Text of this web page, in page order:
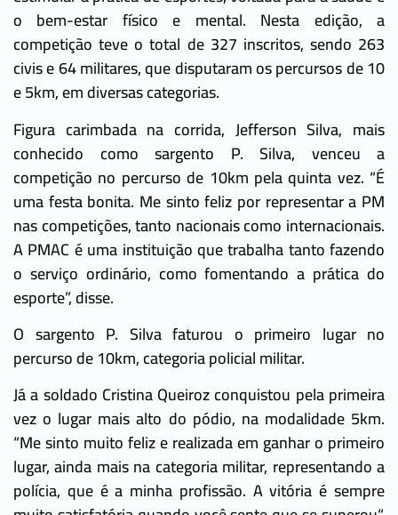
o bem-estar físico e mental. Nesta edição, a
competição teve o total de 327 inscritos, sendo 263
civis e 64 militares, que disputaram os percursos de 10
e 5km, em diversas categorias.
Figura carimbada na corrida, Jefferson Silva, mais
conhecido como sargento P. Silva, venceu a
competição no percurso de 10km pela quinta vez. “É
uma festa bonita. Me sinto feliz por representar a PM
nas competições, tanto nacionais como internacionais.
A PMAC é uma instituição que trabalha tanto fazendo
o serviço ordinário, como fomentando a prática do
esporte”, disse.
O sargento P. Silva faturou o primeiro lugar no
percurso de 10km, categoria policial militar.
Já a soldado Cristina Queiroz conquistou pela primeira
vez o lugar mais alto do pódio, na modalidade 5km.
“Me sinto muito feliz e realizada em ganhar o primeiro
lugar, ainda mais na categoria militar, representando a
polícia, que é a minha profissão. A vitória é sempre